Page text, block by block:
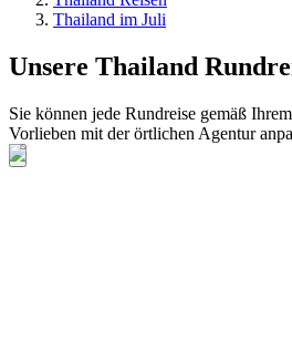
Thailand im Juli
Unsere Thailand
Sie können jede Rundreise gemäß
Vorlieben mit der örtlichen Agentur